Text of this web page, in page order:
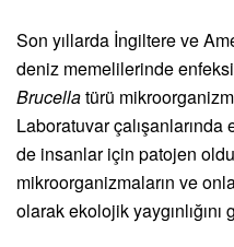
Son yıllarda İngiltere ve
deniz memelilerinde
Brucellatürü
Laboratuvar
de insanlar için patojen
mikroorganizmaların ve
olarak ekolojik yaygınlığını